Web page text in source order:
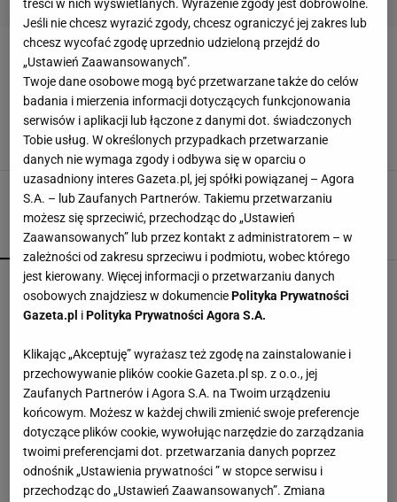
KWIATY Z PAPIERU
Kwiaty z papieru - dekoracja na co dzień i od
święta
DEKORACJE DEKORACJE DO POKOJU DIY KWIATY Z PAPIERU
POPULARNE NAJNOWSZE
Przenośne klimatyzatory i wentylatory najlepsze
na upały. Są tanie i ciche, dobre do sypialni
Te dywany są porządne jak za dawnych lato.
Piękne wzory, a ceny? Nawet mniej niż 50 zł
Edukacja domowa nie dla każdego. Jak
rozpoznać, że dziecko potrzebuje innego modelu
nauki?
MATERIAŁ PROMOCYJNY
treści w nich wyświetlanych. Wyrażenie zgody jest dobrowolne.
Jeśli nie chcesz wyrazić zgody, chcesz ograniczyć jej zakres lub
chcesz wycofać zgodę uprzednio udzieloną przejdź do
„Ustawień Zaawansowanych”.
Twoje dane osobowe mogą być przetwarzane także do celów
badania i mierzenia informacji dotyczących funkcjonowania
serwisów i aplikacji lub łączone z danymi dot. świadczonych
Tobie usług. W określonych przypadkach przetwarzanie
danych nie wymaga zgody i odbywa się w oparciu o
uzasadniony interes Gazeta.pl, jej spółki powiązanej – Agora
S.A. – lub Zaufanych Partnerów. Takiemu przetwarzaniu
możesz się sprzeciwić, przechodząc do „Ustawień
Zaawansowanych” lub przez kontakt z administratorem – w
zależności od zakresu sprzeciwu i podmiotu, wobec którego
jest kierowany. Więcej informacji o przetwarzaniu danych
osobowych znajdziesz w dokumenciePolityka Prywatności
Gazeta.pl iPolityka Prywatności Agora S.A.
Klikając „Akceptuję” wyrażasz też zgodę na zainstalowanie i
przechowywanie plików cookie Gazeta.pl sp. z o.o., jej
Zaufanych Partnerów i Agora S.A. na Twoim urządzeniu
końcowym. Możesz w każdej chwili zmienić swoje preferencje
dotyczące plików cookie, wywołując narzędzie do zarządzania
twoimi preferencjami dot. przetwarzania danych poprzez
odnośnik „Ustawienia prywatności ” w stopce serwisu i
przechodząc do „Ustawień Zaawansowanych”. Zmiana